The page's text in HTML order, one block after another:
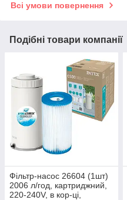
Всі умови повернення
Подібні товари компанії
Фільтр-насос 26604 (1шт)
2006 л/год, картриджний,
220-240V, в кор-ці,